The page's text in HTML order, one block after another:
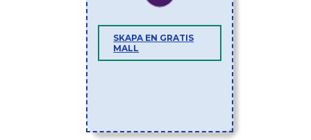
SKAPA EN GRATIS
MALL